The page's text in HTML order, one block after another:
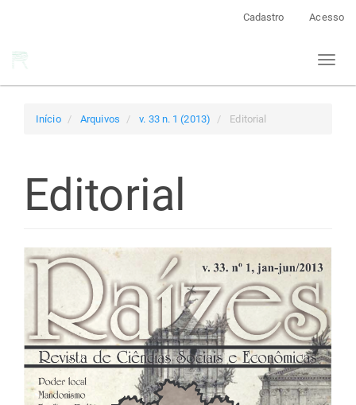
Cadastro Acesso
Toggle
Início Arquivos v. 33 n. 1 (2013) Editorial
Editorial
Barra
lateral
de
artigos